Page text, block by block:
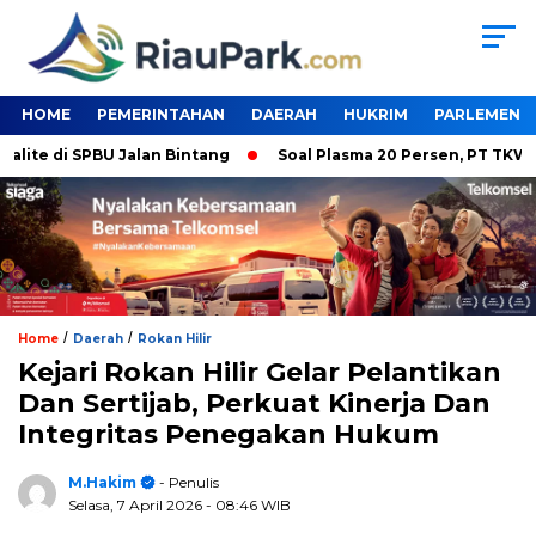
HOME PEMERINTAHAN DAERAH HUKRIM PARLEMEN
SPBU Jalan Bintang Soal Plasma 20 Persen, PT TKWL Tak
Home / Daerah / Rokan Hilir
Kejari Rokan Hilir Gelar Pelantikan
Dan Sertijab, Perkuat Kinerja Dan
Integritas Penegakan Hukum
M.Hakim
- Penulis
Selasa, 7 April 2026 - 08:46 WIB